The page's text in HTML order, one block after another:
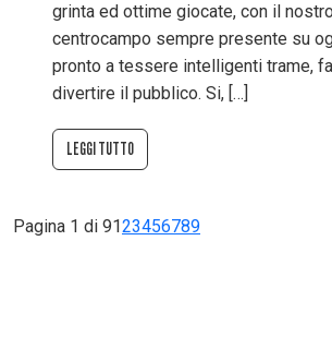
grinta ed ottime giocate, con il nostro
centrocampo sempre presente su
pronto a tessere intelligenti trame,
divertire il pubblico. Si, […]
LEGGI TUTTO
Pagina 1 di 9123456789